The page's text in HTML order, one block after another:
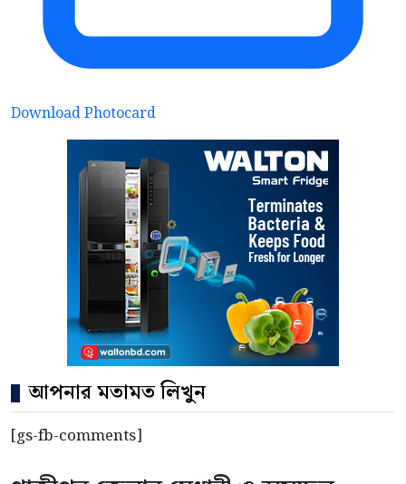
Download Photocard
আপনার মতামত লিখুন
[gs-fb-comments]